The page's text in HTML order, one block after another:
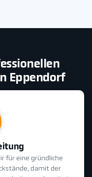
Eppendorf
für eine gründliche
damit der